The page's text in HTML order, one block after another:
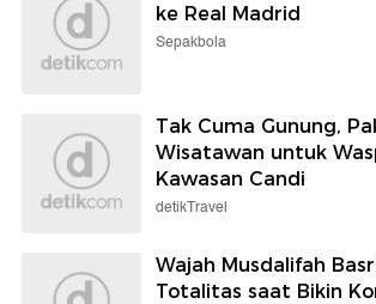
ke Real Madrid
Sepakbola
Tak Cuma Gunung,
Wisatawan untuk
Kawasan Candi
detikTravel
Wajah Musdalifah
Totalitas saat Bikin